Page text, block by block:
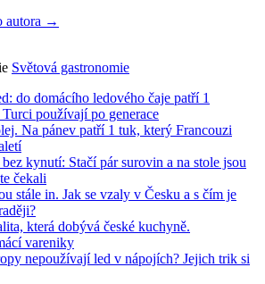
autora →
Světová gastronomie
do domácího ledového čaje patří 1
používají po generace
Na pánev patří 1 tuk, který Francouzi
kynutí: Stačí pár surovin a na stole jsou
čekali
stále in. Jak se vzaly v Česku a s čím je
která dobývá české kuchyně.
vareniky
nepoužívají led v nápojích? Jejich trik si